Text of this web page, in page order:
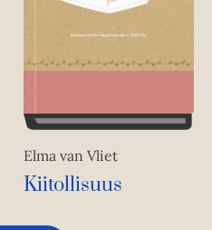
Elma van Vliet
Kiitollisuus